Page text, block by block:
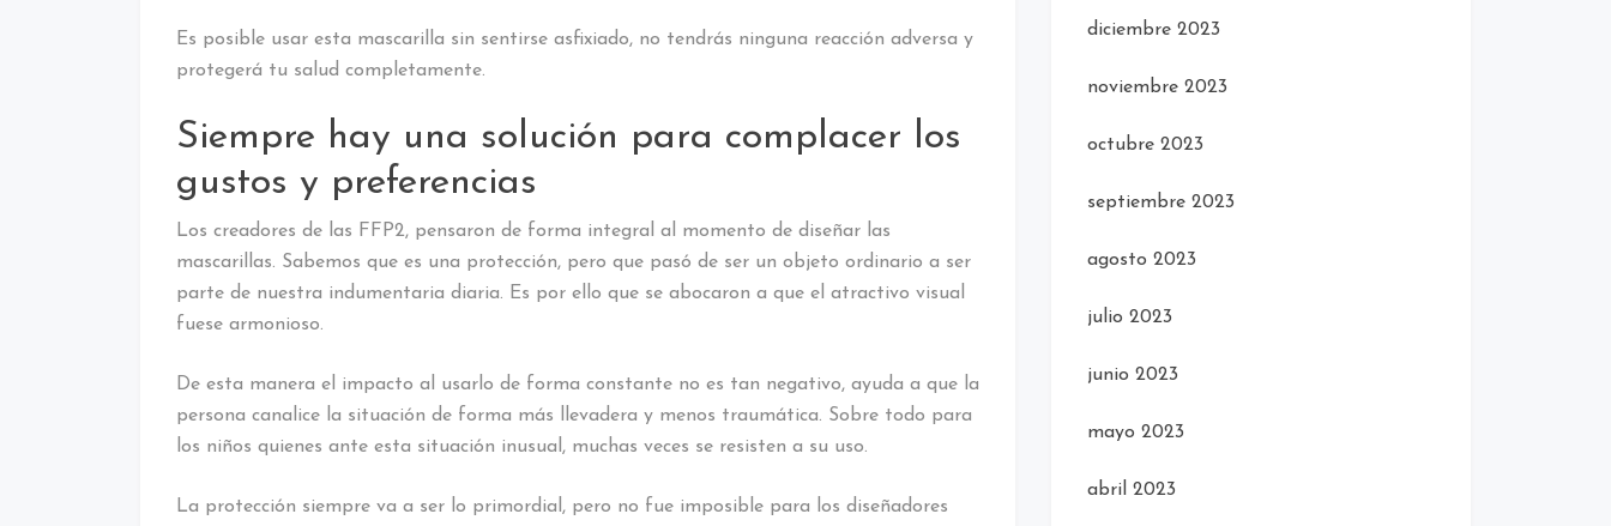
Es posible usar esta mascarilla sin sentirse asfixiado, no tendrás ninguna reacción adversa y
protegerá tu salud completamente.
Siempre hay una solución para complacer los
gustos y preferencias
Los creadores de las FFP2, pensaron de forma integral al momento de diseñar las
mascarillas. Sabemos que es una protección, pero que pasó de ser un objeto ordinario a ser
parte de nuestra indumentaria diaria. Es por ello que se abocaron a que el atractivo visual
fuese armonioso.
De esta manera el impacto al usarlo de forma constante no es tan negativo, ayuda a que la
persona canalice la situación de forma más llevadera y menos traumática. Sobre todo para
los niños quienes ante esta situación inusual, muchas veces se resisten a su uso.
La protección siempre va a ser lo primordial, pero no fue imposible para los diseñadores
diciembre 2023
noviembre 2023
octubre 2023
septiembre 2023
agosto 2023
julio 2023
junio 2023
mayo 2023
abril 2023